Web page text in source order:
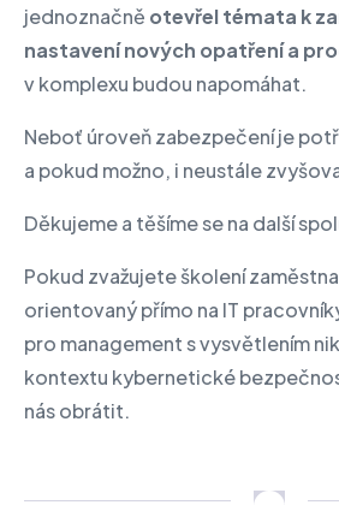
jednoznačně otevřel témata k
nastavení nových opatření a
v komplexu budou napomáhat.
Neboť úroveň zabezpečení je
a pokud možno, i neustále
Děkujeme a těšíme se na další
Pokud zvažujete školení
orientovaný přímo na IT
pro management s vysvětlením
kontextu kybernetické
nás obrátit.